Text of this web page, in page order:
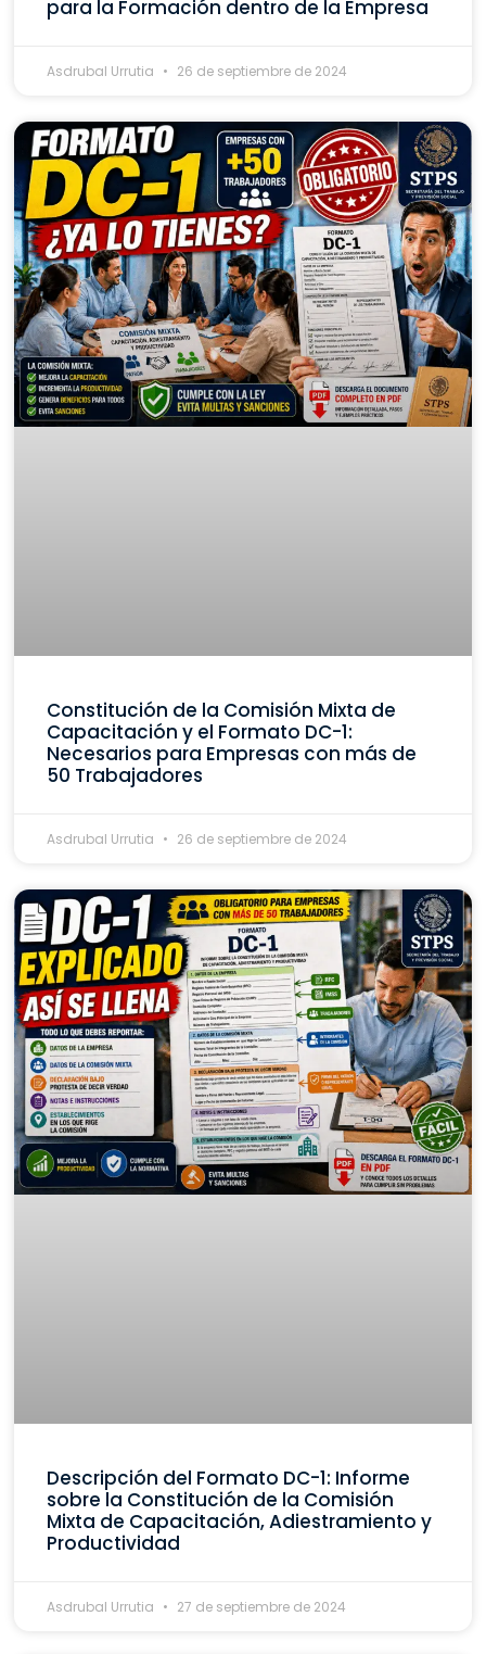
para la Formación dentro de la Empresa
Asdrubal Urrutia 26 de septiembre de 2024
Constitución de la Comisión Mixta de
Capacitación y el Formato DC-1:
Necesarios para Empresas con más de
50 Trabajadores
Asdrubal Urrutia 26 de septiembre de 2024
Descripción del Formato DC-1: Informe
sobre la Constitución de la Comisión
Mixta de Capacitación, Adiestramiento y
Productividad
Asdrubal Urrutia 27 de septiembre de 2024